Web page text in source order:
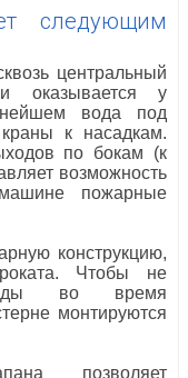
следующим
центральный
оказывается у
вода под
к насадкам.
по бокам (к
возможность
пожарные
конструкцию,
Чтобы не
во время
монтируются
позволяет